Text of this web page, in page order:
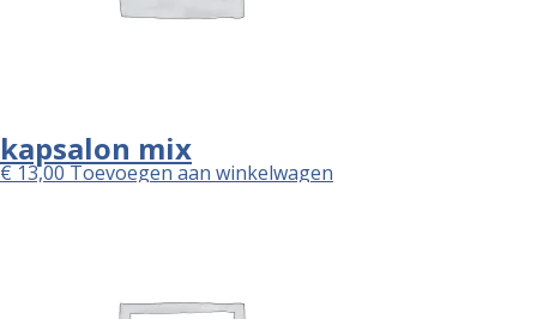
kapsalon mix
€13,00Toevoegen aan winkelwagen